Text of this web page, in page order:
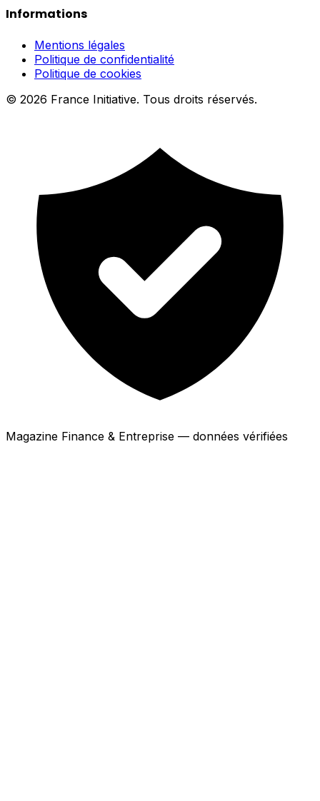
Informations
Mentions légales
Politique de confidentialité
Politique de cookies
© 2026 France Initiative. Tous droits réservés.
Magazine Finance & Entreprise — données vérifiées